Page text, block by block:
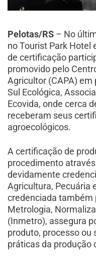
Pelotas/RS – No
no Tourist Park Hotel
de certificação
promovido pelo
Agricultor (CAPA)
Sul Ecológica,
Ecovida, onde cerca
receberam seus
agroecológicos.
A certificação de
procedimento
devidamente
Agricultura, Pecuária
credenciada também
Metrologia,
(Inmetro), assegura
produto, processo ou
práticas da produção